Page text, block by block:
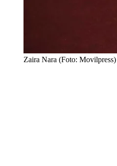
Zaira Nara (Foto: Movilpress)